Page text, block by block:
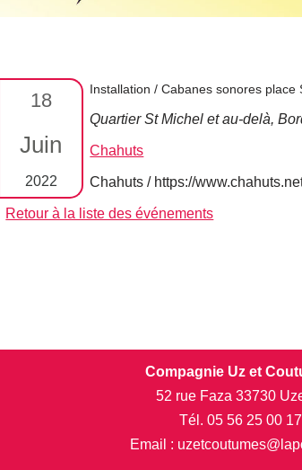
18
Juin
2022
Installation / Cabanes sonores place
Quartier St Michel et au-delà,
Chahuts
Chahuts / https://
Retour à la liste des événements
Compagnie Uz et
52 rue Faza 33730
Tél. 05 56 25 00 17
Email :